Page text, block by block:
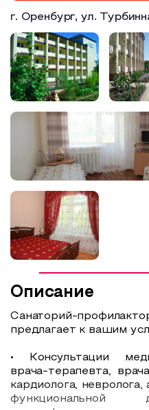
Образовательный туризм
Аттестованные
Маршруты от
Все маршруты
г. Оренбург, ул.
Описание
Санаторий-
предлагает к вашим
• Консультации
врача-терапевта,
кардиолога,
функциональной